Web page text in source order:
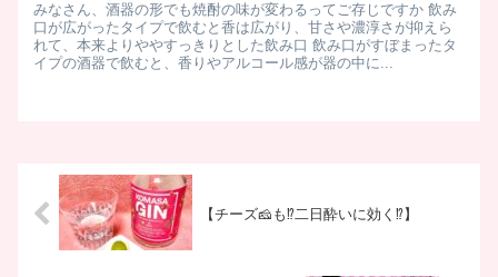
みなさん、酒器の形でも焼酎の味が変わるってご存じですか 飲み
口が広がったタイプで飲むと香は広がり、甘さや濃淳さが抑えら
れて、本来よりややすっきりとした飲み口 飲み口がすぼまったタ
イプの酒器で飲むと、香りやアルコール感が器の中に...
【チーズ🧀も⁉二日酔いに効く⁉】